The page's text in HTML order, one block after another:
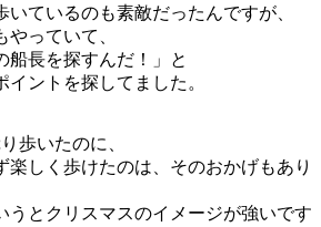
ているのも素敵だったんですが、
っていて、
船長を探すんだ！」と
ントを探してました。
歩いたのに、
楽しく歩けたのは、そのおかげもあり
うとクリスマスのイメージが強いです